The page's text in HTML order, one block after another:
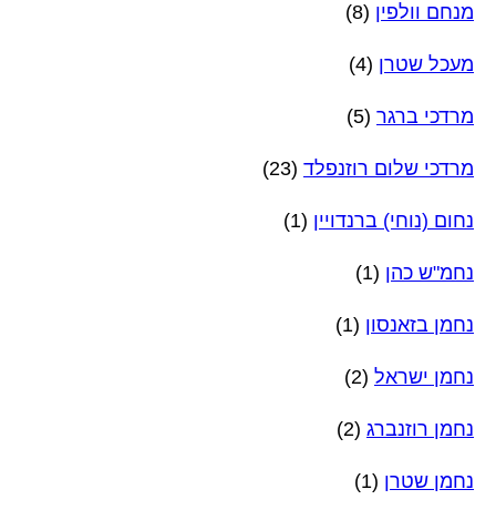
מנחם וולפין (8)
מעכל שטרן (4)
מרדכי ברגר (5)
מרדכי שלום רוזנפלד (23)
נחום (נוחי) ברנדויין (1)
נחמ"ש כהן (1)
נחמן בזאנסון (1)
נחמן ישראל (2)
נחמן רוזנברג (2)
נחמן שטרן (1)